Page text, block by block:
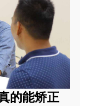
的能矫正